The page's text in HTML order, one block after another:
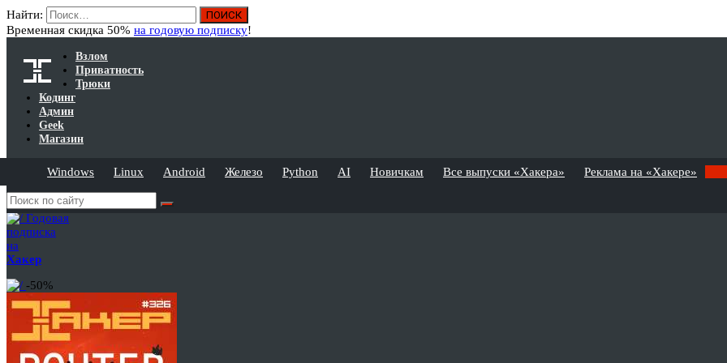
Найти:
Временная скидка 50% на годовую подписку!
Взлом
Приватность
Трюки
Кодинг
Админ
Geek
Магазин
Windows Linux Android Железо Python AI Новичкам Все выпуски «Хакера» Реклама на «Хакере»
Годовая
подписка
на
Хакер
-50%